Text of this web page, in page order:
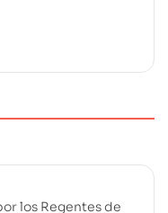
los Regentes de